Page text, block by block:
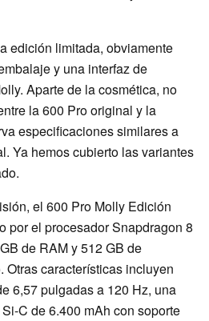
edición limitada, obviamente
y una interfaz de
Aparte de la cosmética, no
la 600 Pro original y la
especificaciones similares a
Ya hemos cubierto las variantes
el 600 Pro Molly Edición
por el procesador Snapdragon 8
de RAM y 512 GB de
Otras características incluyen
6,57 pulgadas a 120 Hz, una
C de 6.400 mAh con soporte